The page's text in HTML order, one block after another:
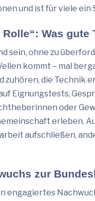
und ist für viele
Was gute
sein, ohne zu
kommt – mal
zuhören, die Technik
Eignungstests,
oder
erleben.
aufschließen,
zur